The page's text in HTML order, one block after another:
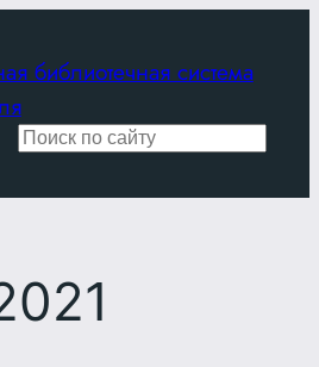
библиотечная система
Поиск